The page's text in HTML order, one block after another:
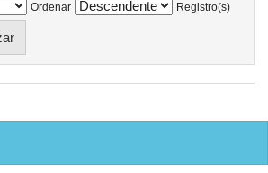
Ordenar
Registro(s)